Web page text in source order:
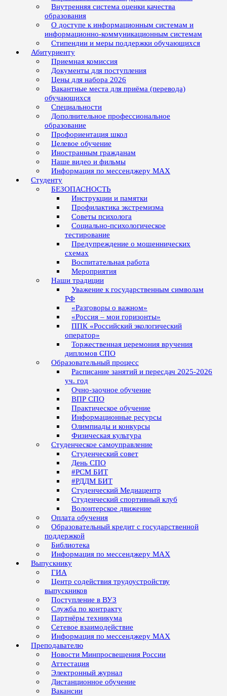
Внутренняя система оценки качества
образования
О доступе к информационным системам и
информационно-коммуникационным системам
Стипендии и меры поддержки обучающихся
Абитуриенту
Приемная комиссия
Документы для поступления
Цены для набора 2026
Вакантные места для приёма (перевода)
обучающихся
Специальности
Дополнительное профессиональное
образование
Профориентация школ
Целевое обучение
Иностранным гражданам
Наше видео и фильмы
Информация по мессенджеру MAX
Студенту
БЕЗОПАСНОСТЬ
Инструкции и памятки
Профилактика экстремизма
Советы психолога
Социально-психологическое
тестирование
Предупреждение о мошеннических
схемах
Воспитательная работа
Мероприятия
Наши традиции
Уважение к государственным символам
РФ
«Разговоры о важном»
«Россия – мои горизонты»
ППК «Российский экологический
оператор»
Торжественная церемония вручения
дипломов СПО
Образовательный процесс
Расписание занятий и пересдач 2025-2026
уч. год
Очно-заочное обучение
ВПР СПО
Практическое обучение
Информационные ресурсы
Олимпиады и конкурсы
Физическая культура
Студенческое самоуправление
Студенческий совет
День СПО
#РСМ БИТ
#РДДМ БИТ
Студенческий Медиацентр
Студенческий спортивный клуб
Волонтерское движение
Оплата обучения
Образовательный кредит с государственной
поддержкой
Библиотека
Информация по мессенджеру MAX
Выпускнику
ГИА
Центр содействия трудоустройству
выпускников
Поступление в ВУЗ
Служба по контракту
Партнёры техникума
Сетевое взаимодействие
Информация по мессенджеру MAX
Преподавателю
Новости Минпросвещения России
Аттестация
Электронный журнал
Дистанционное обучение
Вакансии